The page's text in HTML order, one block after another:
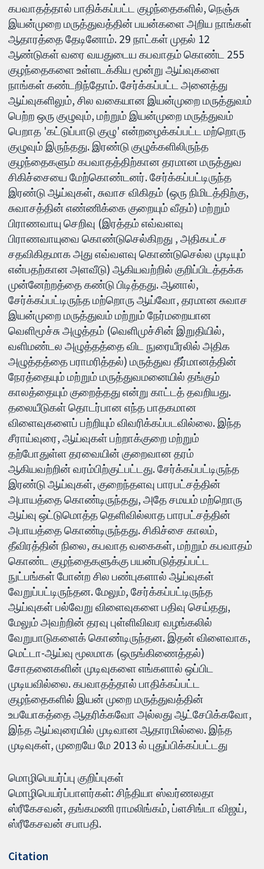
கபவாதத்தால் பாதிக்கப்பட்ட குழந்தைகளில், நெஞ்சு
இயன்முறை மருத்துவத்தின் பயன்களை அறிய நாங்கள்
ஆதாரத்தை தேடினோம். 29 நாட்கள் முதல் 12
ஆண்டுகள் வரை வயதுடைய கபவாதம் கொண்ட 255
குழந்தைகளை உள்ளடக்கிய மூன்று ஆய்வுகளை
நாங்கள் கண்டறிந்தோம். சேர்க்கப்பட்ட அனைத்து
ஆய்வுகளிலும், சில வகையான இயன்முறை மருத்துவம்
பெற்ற ஒரு குழுவும், மற்றும் இயன்முறை மருத்துவம்
பெறாத 'கட்டுப்பாடு குழு' என்றழைக்கப்பட்ட மற்றொரு
குழுவும் இருந்தது. இரண்டு குழுக்களிலிருந்த
குழந்தைகளும் கபவாதத்திற்கான தரமான மருத்துவ
சிகிச்சையை மேற்கொண்டனர். சேர்க்கப்பட்டிருந்த
இரண்டு ஆய்வுகள், சுவாச விகிதம் (ஒரு நிமிடத்திற்கு,
சுவாசத்தின் எண்ணிக்கை குறையும் வீதம்) மற்றும்
பிராணவாயு செறிவு (இரத்தம் எவ்வளவு
பிராணவாயுவை கொண்டுசெல்கிறது , அதிகபட்ச
சதவிகிதமாக அது எவ்வளவு கொண்டுசெல்ல முடியும்
என்பதற்கான அளவீடு) ஆகியவற்றில் குறிப்பிடத்தக்க
முன்னேற்றத்தை கண்டு பிடித்தது. ஆனால்,
சேர்க்கப்பட்டிருந்த மற்றொரு ஆய்வோ, தரமான சுவாச
இயன்முறை மருத்துவம் மற்றும் நேர்மறையான
வெளிமூச்சு அழுத்தம் (வெளிமுச்சின் இறுதியில்,
வளிமண்டல அழுத்தத்தை விட நுரையீரலில் அதிக
அழுத்தத்தை பராமரித்தல்) மருத்துவ தீர்மானத்தின்
நேரத்தையும் மற்றும் மருத்துவமனையில் தங்கும்
காலத்தையும் குறைத்தது என்று காட்டத் தவறியது.
தலையீடுகள் தொடர்பான எந்த பாதகமான
விளைவுகளைப் பற்றியும் விவரிக்கப்படவில்லை. இந்த
சீராய்வுரை, ஆய்வுகள் பற்றாக்குறை மற்றும்
தற்போதுள்ள தரவையின் குறைவான தரம்
ஆகியவற்றின் வரம்பிற்குட்பட்டது. சேர்க்கப்பட்டிருந்த
இரண்டு ஆய்வுகள், குறைந்தளவு பாரபட்சத்தின்
அபாயத்தை கொண்டிருந்தது, அதே சமயம் மற்றொரு
ஆய்வு ஒட்டுமொத்த தெளிவில்லாத பாரபட்சத்தின்
அபாயத்தை கொண்டிருந்தது. சிகிச்சை காலம்,
தீவிரத்தின் நிலை, கபவாத வகைகள், மற்றும் கபவாதம்
கொண்ட குழந்தைகளுக்கு பயன்படுத்தப்பட்ட
நுட்பங்கள் போன்ற சில பண்புகளால் ஆய்வுகள்
வேறுப்பட்டிருந்தன. மேலும், சேர்க்கப்பட்டிருந்த
ஆய்வுகள் பல்வேறு விளைவுகளை பதிவு செய்தது,
மேலும் அவற்றின் தரவு புள்ளிவிவர வழங்கலில்
வேறுபாடுகளைக் கொண்டிருந்தன. இதன் விளைவாக,
மெட்டா-ஆய்வு மூலமாக (ஒருங்கிணைத்தல்)
சோதனைகளின் முடிவுகளை எங்களால் ஒப்பிட
முடியவில்லை. கபவாதத்தால் பாதிக்கப்பட்ட
குழந்தைகளில் இயன் முறை மருத்துவத்தின்
உபயோகத்தை ஆதரிக்கவோ அல்லது ஆட்சேபிக்கவோ,
இந்த ஆய்வுரையில் முடிவான ஆதாரமில்லை. இந்த
முடிவுகள், முறையே மே 2013 ல் புதுப்பிக்கப்பட்டது
மொழிபெயர்ப்பு குறிப்புகள்
மொழிபெயர்ப்பாளர்கள்: சிந்தியா ஸ்வர்ணலதா
ஸ்ரீகேசவன், தங்கமணி ராமலிங்கம், ப்ளசிங்டா விஜய்,
ஸ்ரீகேசவன் சபாபதி.
Citation